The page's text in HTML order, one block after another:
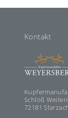
Kontakt
Schloß
72181